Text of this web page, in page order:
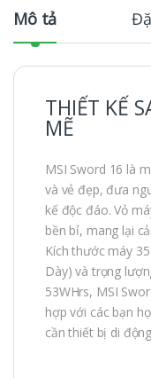
Mô tả
THIẾT KẾ
MẼ
MSI Sword 16 là
và vẻ đẹp, đưa
kế độc đáo. Vỏ
bền bỉ, mang lại
Kích thước máy
Dày) và trọng
53WHrs, MSI
hợp với các bạn
cần thiết bị di